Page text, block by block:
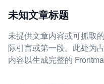
未知文章标题
未提供文章内容或可抓取
际引言或第一段。此处为
内容以生成完整的